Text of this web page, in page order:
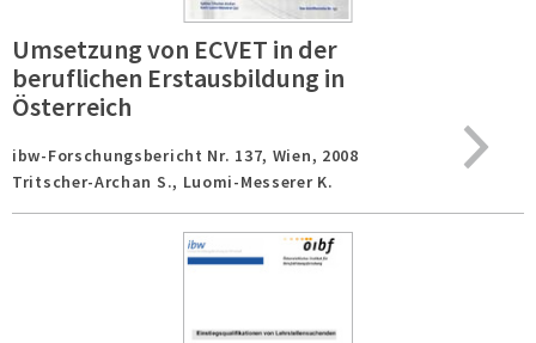
Umsetzung von ECVET in der
beruflichen Erstausbildung in
Österreich
ibw-Forschungsbericht Nr. 137, Wien, 2008
Tritscher-Archan S., Luomi-Messerer K.